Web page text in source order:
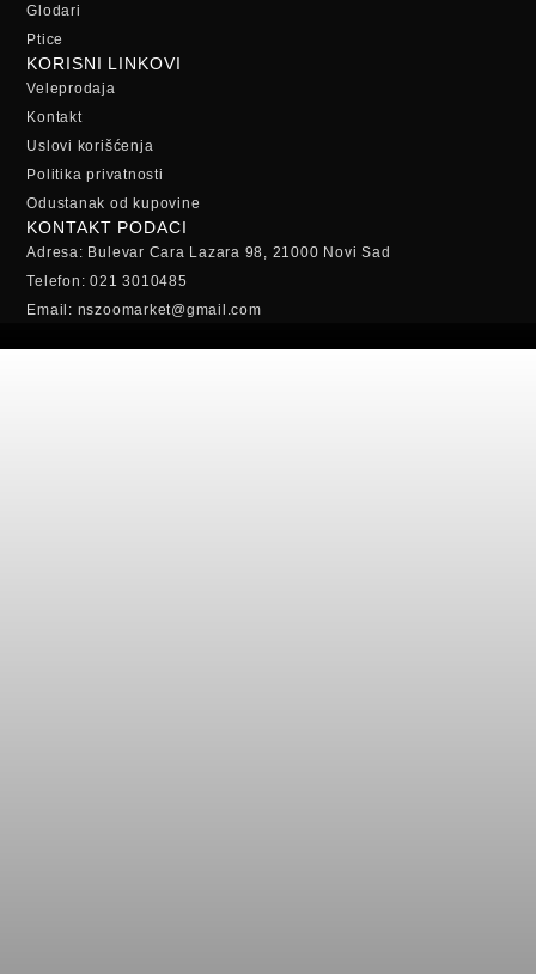
Glodari
Ptice
KORISNI LINKOVI
Veleprodaja
Kontakt
Uslovi korišćenja
Politika privatnosti
Odustanak od kupovine
KONTAKT PODACI
Adresa: Bulevar Cara Lazara 98, 21000 Novi Sad
Telefon: 021 3010485
Email: nszoomarket@gmail.com